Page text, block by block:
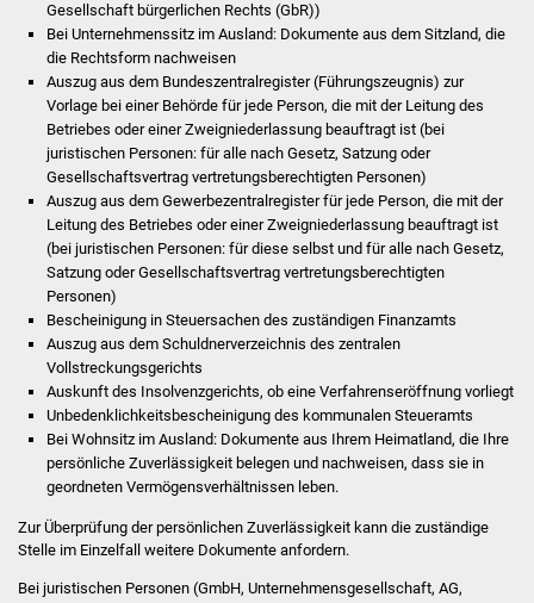
Suenergie
NETZMonitor
Gesundheit und Notfall
Ärzte und Apotheken
Pflege von Angehörigen
Index
ÖPNV
Bürgerbus (MOBS)
Kultur & Freizeit
Gesellschaft bürgerlichen Rechts (GbR))
Bei Unternehmenssitz im Ausland: Dokumente aus dem Sitzland, die
die Rechtsform nachweisen
Auszug aus dem Bundeszentralregister (Führungszeugnis) zur
Vorlage bei einer Behörde für jede Person, die mit der Leitung des
Betriebes oder einer Zweigniederlassung beauftragt ist (bei
juristischen Personen: für alle nach Gesetz, Satzung oder
Gesellschaftsvertrag vertretungsberechtigten Personen)
Auszug aus dem Gewerbezentralregister für jede Person, die mit der
Leitung des Betriebes oder einer Zweigniederlassung beauftragt ist
(bei juristischen Personen: für diese selbst und für alle nach Gesetz,
Satzung oder Gesellschaftsvertrag vertretungsberechtigten
Personen)
Bescheinigung in Steuersachen des zuständigen Finanzamts
Auszug aus dem Schuldnerverzeichnis des zentralen
Vollstreckungsgerichts
Auskunft des Insolvenzgerichts, ob eine Verfahrenseröffnung vorliegt
Unbedenklichkeitsbescheinigung des kommunalen Steueramts
Bei Wohnsitz im Ausland: Dokumente aus Ihrem Heimatland, die Ihre
persönliche Zuverlässigkeit belegen und nachweisen, dass sie in
geordneten Vermögensverhältnissen leben.
Zur Überprüfung der persönlichen Zuverlässigkeit kann die zuständige
Stelle im Einzelfall weitere Dokumente anfordern.
Bei juristischen Personen (GmbH, Unternehmensgesellschaft, AG,